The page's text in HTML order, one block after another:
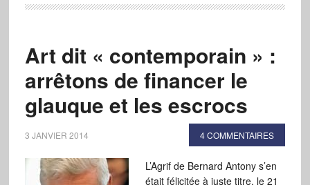
Art dit « contemporain » :
arrêtons de financer le
glauque et les escrocs
3 JANVIER 2014 4 COMMENTAIRES
L’Agrif de Bernard Antony s’en
était félicitée à juste titre, le 21